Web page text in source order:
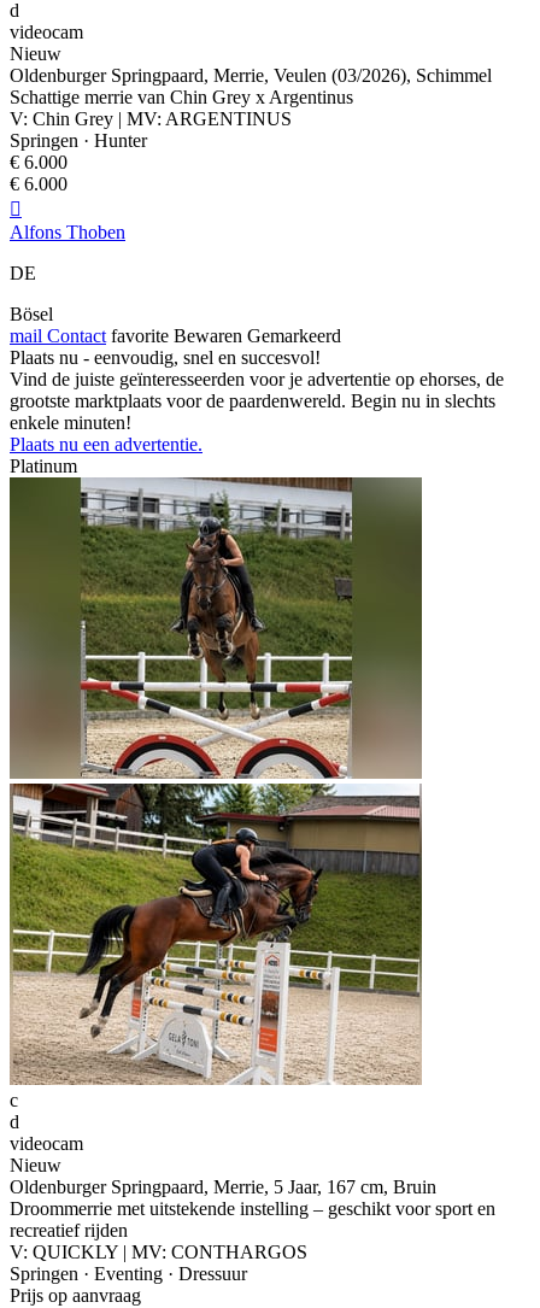
d
videocam
Nieuw
Oldenburger Springpaard, Merrie, Veulen (03/2026), Schimmel
Schattige merrie van Chin Grey x Argentinus
V: Chin Grey | MV: ARGENTINUS
Springen · Hunter
€ 6.000
€ 6.000

Alfons Thoben
DE
Bösel
mail Contact favorite Bewaren Gemarkeerd
Plaats nu - eenvoudig, snel en succesvol!
Vind de juiste geïnteresseerden voor je advertentie op ehorses, de
grootste marktplaats voor de paardenwereld. Begin nu in slechts
enkele minuten!
Plaats nu een advertentie.
Platinum
c
d
videocam
Nieuw
Oldenburger Springpaard, Merrie, 5 Jaar, 167 cm, Bruin
Droommerrie met uitstekende instelling – geschikt voor sport en
recreatief rijden
V: QUICKLY | MV: CONTHARGOS
Springen · Eventing · Dressuur
Prijs op aanvraag